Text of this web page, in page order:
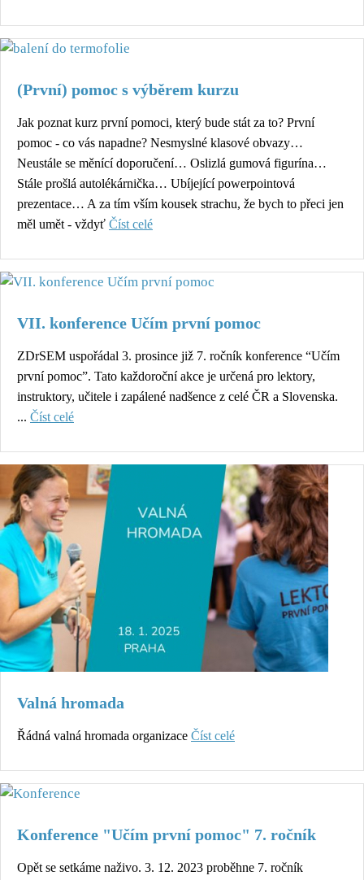
(První) pomoc s výběrem kurzu
Jak poznat kurz první pomoci, který bude stát za to? První
pomoc - co vás napadne? Nesmyslné klasové obvazy…
Neustále se měnící doporučení… Oslizlá gumová figurína…
Stále prošlá autolékárnička… Ubíjející powerpointová
prezentace… A za tím vším kousek strachu, že bych to přeci jen
měl umět - vždyť Číst celé
VII. konference Učím první pomoc
ZDrSEM uspořádal 3. prosince již 7. ročník konference “Učím
první pomoc”. Tato každoroční akce je určená pro lektory,
instruktory, učitele i zapálené nadšence z celé ČR a Slovenska.
... Číst celé
Valná hromada
Řádná valná hromada organizace Číst celé
Konference "Učím první pomoc" 7. ročník
Opět se setkáme naživo. 3. 12. 2023 proběhne 7. ročník